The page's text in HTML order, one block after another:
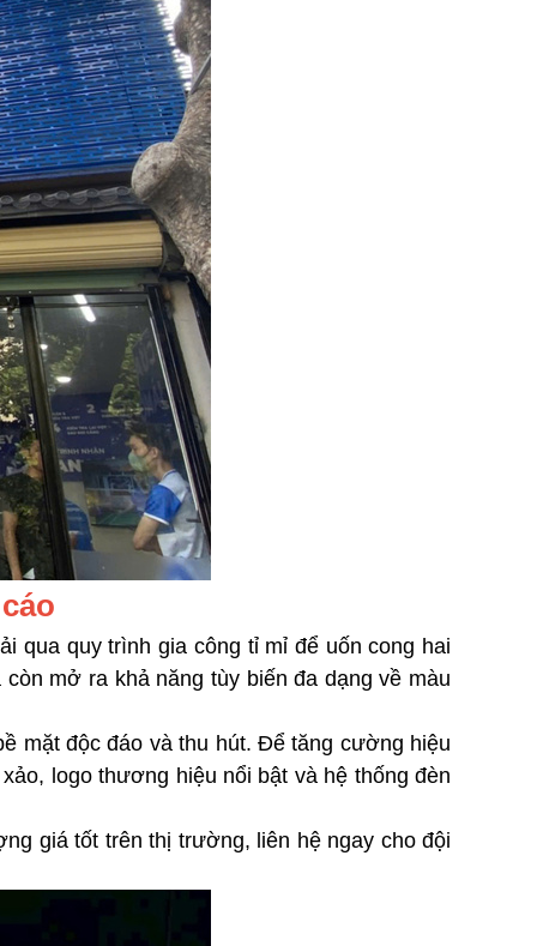
qua quy trình gia công tỉ mỉ để uốn cong hai
mở ra khả năng tùy biến đa dạng về màu
mặt độc đáo và thu hút. Để tăng cường hiệu
logo thương hiệu nổi bật và hệ thống đèn
giá tốt trên thị trường, liên hệ ngay cho đội